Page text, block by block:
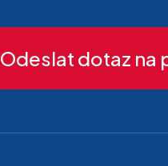
Odeslat dotaz na